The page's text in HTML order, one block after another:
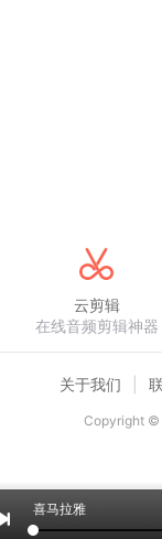
喜马拉雅
云剪辑
在线音频剪辑神器
关于我们
Copyright ©